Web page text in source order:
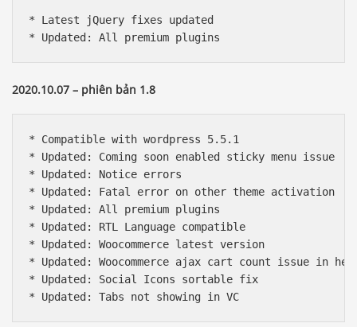
* Latest jQuery fixes updated
* Updated: All premium plugins
2020.10.07 – phiên bản 1.8
* Compatible with wordpress 5.5.1
* Updated: Coming soon enabled sticky menu issue
* Updated: Notice errors
* Updated: Fatal error on other theme activation
* Updated: All premium plugins
* Updated: RTL Language compatible
* Updated: Woocommerce latest version
* Updated: Woocommerce ajax cart count issue in
* Updated: Social Icons sortable fix
* Updated: Tabs not showing in VC